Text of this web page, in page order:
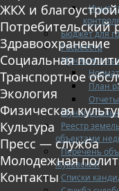
Иные
Бюджет для
Росреестр
План
Отчеты
Реестр
объектами
Перечень
Жуковский
Списки
ЖКХ и
Потребительский
Здравоохранение
Социальная
Транспортное
Экология
Физическая
Культура
Пресс — служба
Молодежная
Контакты